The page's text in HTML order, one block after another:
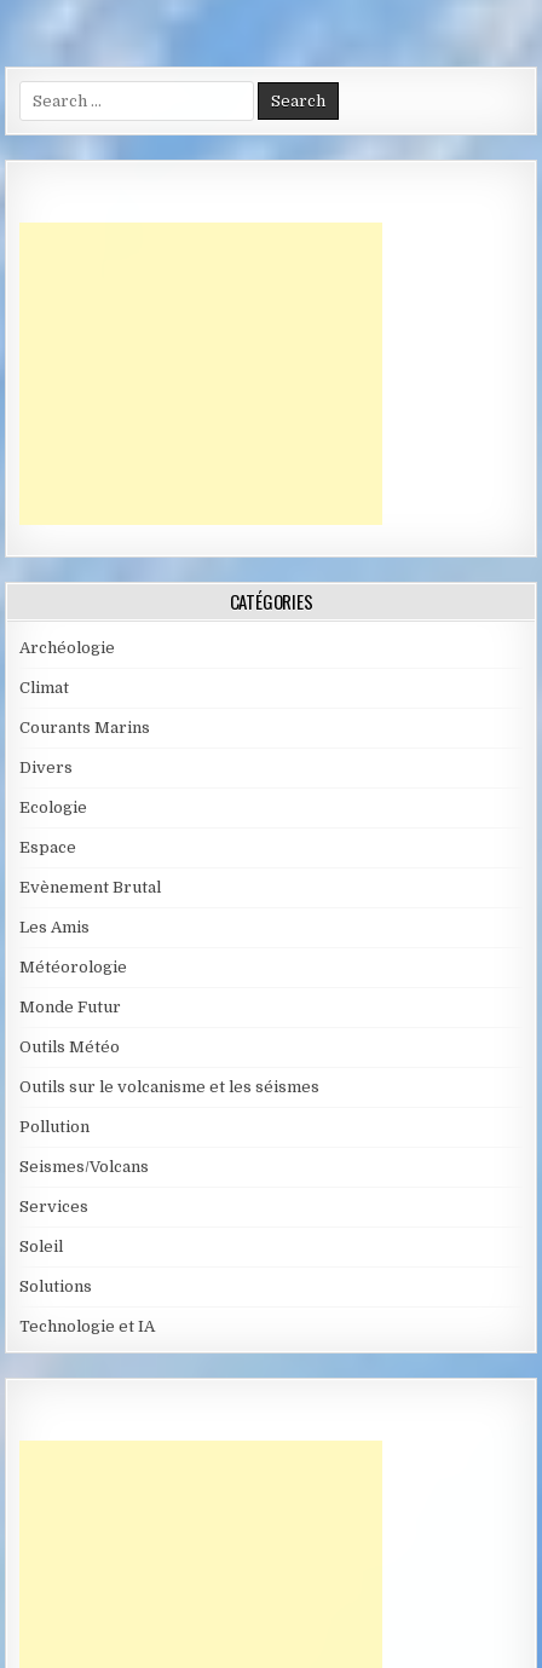
Search
for:
CATÉGORIES
Archéologie
Climat
Courants Marins
Divers
Ecologie
Espace
Evènement Brutal
Les Amis
Météorologie
Monde Futur
Outils Météo
Outils sur le volcanisme et les séismes
Pollution
Seismes/Volcans
Services
Soleil
Solutions
Technologie et IA